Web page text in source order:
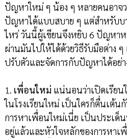
ปัญหาใหม่ ๆ น้อง ๆ หลายคนอาจ
ปัญหาได้แบบสบาย ๆ แต่สำหรับบ
ไหร่ วันนี้ผู้เขียนจึงหยิบ 6 ปัญหา
ผ่านมันไปให้ได้ด้วยวิธีรับมือต่าง
ปรับตัวและจัดการกับปัญหาได้อย่
1. เพื่อนใหม่ แน่นอนว่าเปิดเรียน
ในโรงเรียนใหม่ เป็นใครก็ตื่นเต้
การหาเพื่อนใหม่เนี่ย เป็นประเ
อยู่แล้วและหัวใจหลักของการหาเ